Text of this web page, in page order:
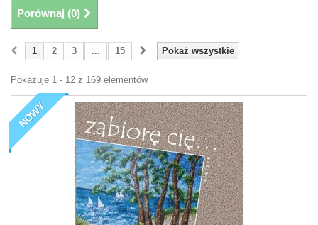
Porównaj (0)
Pokaż wszystkie
1 2 3 ... 15
Pokazuje 1 - 12 z 169 elementów
NOWY